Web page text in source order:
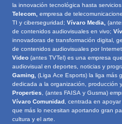
la innovación tecnológica hasta
Telecom, empresa de
TI y ciberseguridad; Vívaro Media,
de contenidos audiovisuales en vivo;
innovadoras de transformación digital,
de contenidos audiovisuales por
Video (antes TVTel) es una empresa
audiovisual en deportes, noticias y
Gaming, (Liga Ace Esports) la liga más
dedicada a la organización, producción
Properties , (antes FAISA y Gusma)
Vívaro Comunidad , centrada en
que más lo necesitan aportando gran
cultura y el arte.